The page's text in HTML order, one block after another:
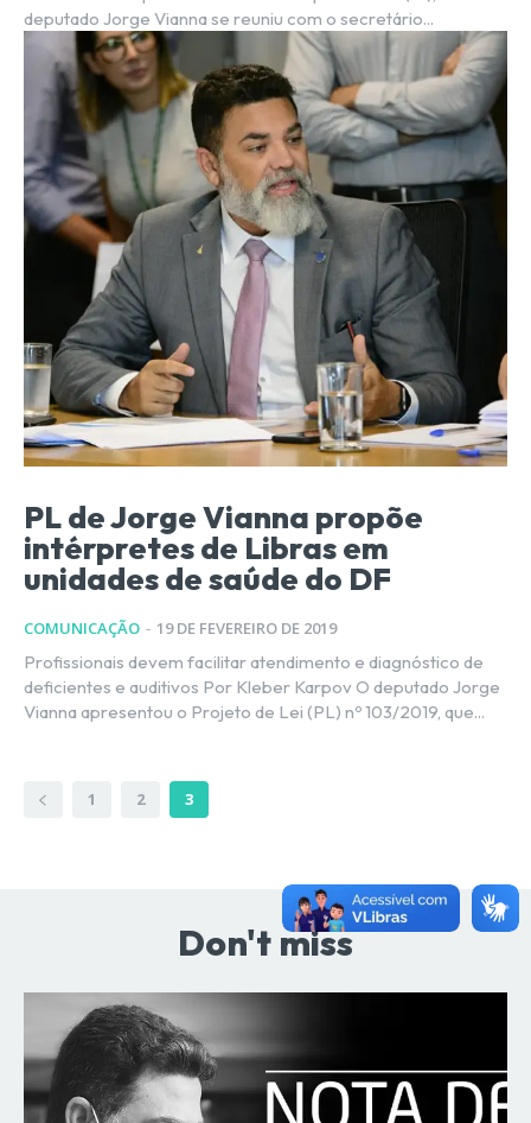
deputado Jorge Vianna se reuniu com o secretário...
PL de Jorge Vianna propõe
intérpretes de Libras em
unidades de saúde do DF
COMUNICAÇÃO - 19 DE FEVEREIRO DE 2019
Profissionais devem facilitar atendimento e diagnóstico de
deficientes e auditivos Por Kleber Karpov O deputado Jorge
Vianna apresentou o Projeto de Lei (PL) nº 103/2019, que...
1 2 3
Don't miss